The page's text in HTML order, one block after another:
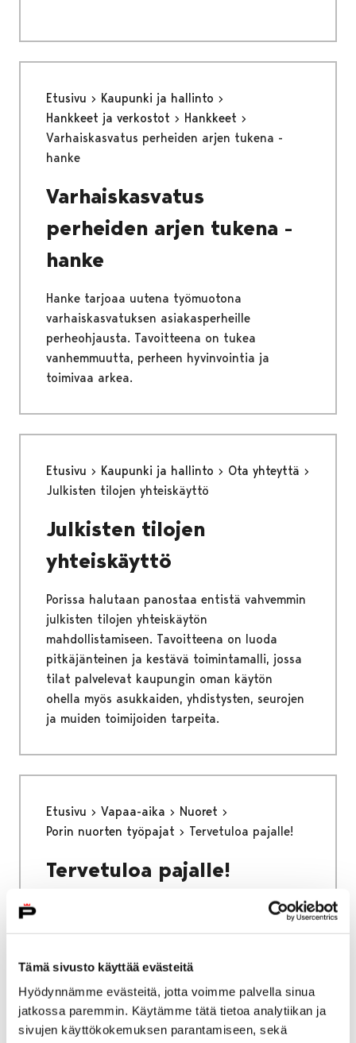
Tämä sivusto käyttää evästeitä
Hyödynnämme evästeitä, jotta voimme palvella sinua
jatkossa paremmin. Käytämme tätä tietoa analytiikan ja
sivujen käyttökokemuksen parantamiseen, sekä
Etusivu
Kaupunki ja hallinto
Hankkeet ja verkostot
Hankkeet
Varhaiskasvatus perheiden arjen tukena -
hanke
Varhaiskasvatus
perheiden arjen tukena -
hanke
Hanke tarjoaa uutena työmuotona
varhaiskasvatuksen asiakasperheille
perheohjausta. Tavoitteena on tukea
vanhemmuutta, perheen hyvinvointia ja
toimivaa arkea.
Etusivu Kaupunki ja hallinto
Ota yhteyttä
Julkisten tilojen yhteiskäyttö
Julkisten tilojen
yhteiskäyttö
Porissa halutaan panostaa entistä vahvemmin
julkisten tilojen yhteiskäytön
mahdollistamiseen. Tavoitteena on luoda
pitkäjänteinen ja kestävä toimintamalli, jossa
tilat palvelevat kaupungin oman käytön
ohella myös asukkaiden, yhdistysten, seurojen
ja muiden toimijoiden tarpeita.
Etusivu Vapaa-aika
Nuoret
Porin nuorten työpajat
Tervetuloa pajalle!
Tervetuloa pajalle!
Liikenne ja veneily
Liikenneväylien kunnossapito